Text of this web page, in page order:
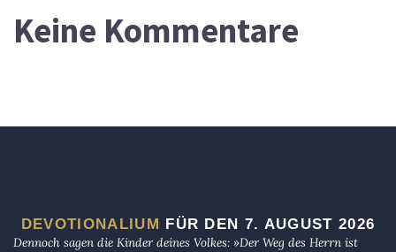
Keine Kommentare
DEVOTIONALIUM
FÜR DEN 7. AUGUST 2026
Dennoch sagen die Kinder deines Volkes: »Der Weg des Herrn ist